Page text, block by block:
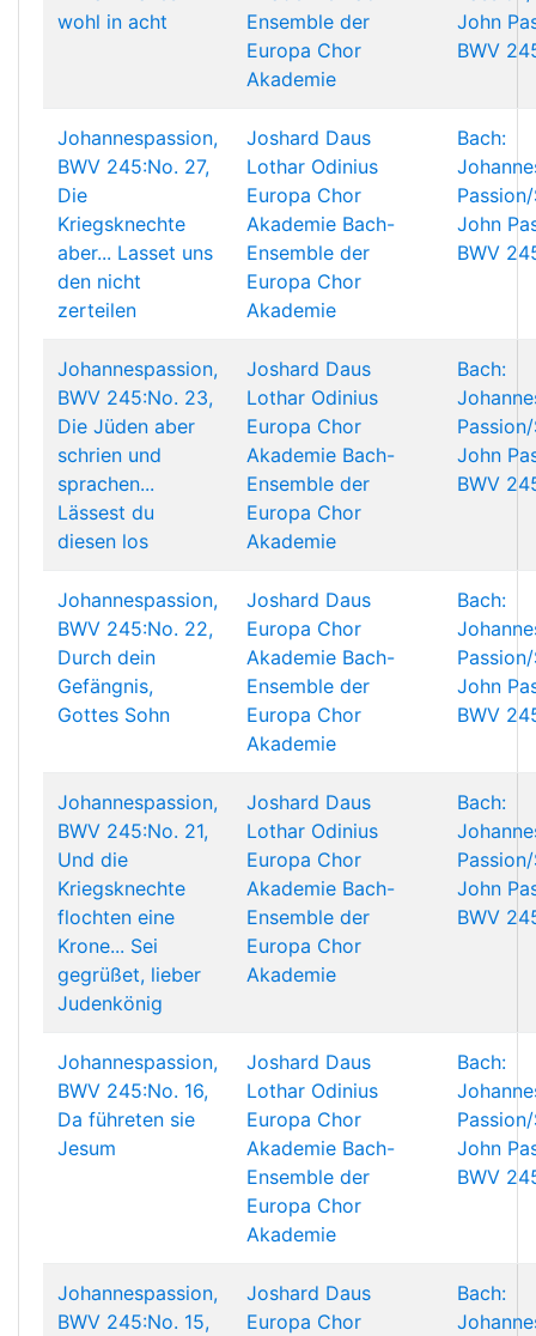
wohl in acht
Ensemble der
Europa Chor
Akademie
John
BWV
Johannespassion,
BWV 245:No. 27,
Die
Kriegsknechte
aber... Lasset uns
den nicht
zerteilen
Joshard Daus
Lothar Odinius
Europa Chor
Akademie Bach-
Ensemble der
Europa Chor
Akademie
Bach:
John
BWV
Johannespassion,
BWV 245:No. 23,
Die Jüden aber
schrien und
sprachen...
Lässest du
diesen los
Joshard Daus
Lothar Odinius
Europa Chor
Akademie Bach-
Ensemble der
Europa Chor
Akademie
Bach:
John
BWV
Johannespassion,
BWV 245:No. 22,
Durch dein
Gefängnis,
Gottes Sohn
Joshard Daus
Europa Chor
Akademie Bach-
Ensemble der
Europa Chor
Akademie
Bach:
John
BWV
Johannespassion,
BWV 245:No. 21,
Und die
Kriegsknechte
flochten eine
Krone... Sei
gegrüßet, lieber
Judenkönig
Joshard Daus
Lothar Odinius
Europa Chor
Akademie Bach-
Ensemble der
Europa Chor
Akademie
Bach:
John
BWV
Johannespassion,
BWV 245:No. 16,
Da führeten sie
Jesum
Joshard Daus
Lothar Odinius
Europa Chor
Akademie Bach-
Ensemble der
Europa Chor
Akademie
Bach:
John
BWV
Johannespassion,
BWV 245:No. 15,
Joshard Daus
Europa Chor
Bach: